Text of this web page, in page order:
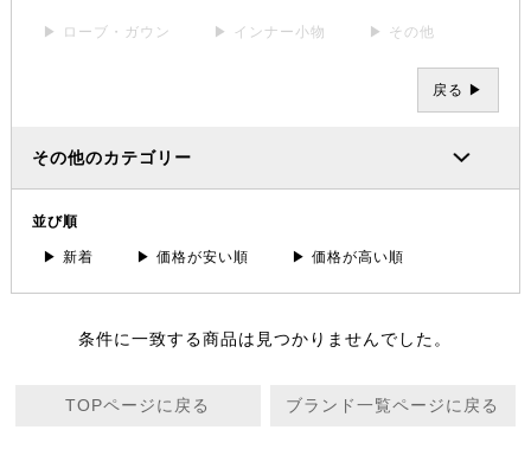
▶ ローブ・ガウン ▶ インナー小物 ▶ その他
戻る ▶
その他のカテゴリー
並び順
▶ 新着 ▶ 価格が安い順 ▶ 価格が高い順
条件に一致する商品は見つかりませんでした。
TOPページに戻る ブランド一覧ページに戻る